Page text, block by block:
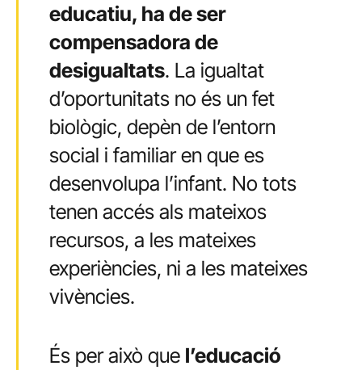
educatiu, ha de ser
compensadora de
desigualtats. La igualtat
d’oportunitats no és un fet
biològic, depèn de l’entorn
social i familiar en que es
desenvolupa l’infant. No tots
tenen accés als mateixos
recursos, a les mateixes
experiències, ni a les mateixes
vivències.
És per això que l’educació